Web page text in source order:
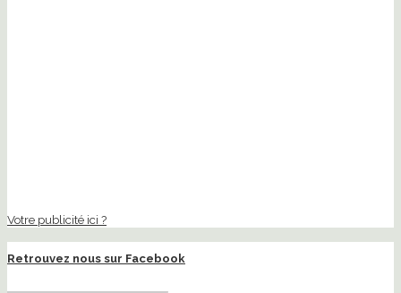
Votre publicité ici ?
Retrouvez nous sur Facebook